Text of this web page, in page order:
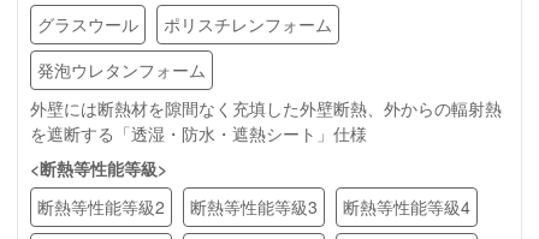
グラスウール
ポリスチレンフォーム
発泡ウレタンフォーム
外壁には断熱材を隙間なく充填した外壁断熱、外からの輻射熱
を遮断する「透湿・防水・遮熱シート」仕様
<断熱等性能等級>
断熱等性能等級2
断熱等性能等級3
断熱等性能等級4